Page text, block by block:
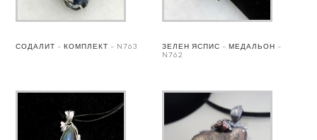
СОДАЛИТ – КОМПЛЕКТ – N763
ЗЕЛЕН ЯСПИС – МЕДАЛЬОН –
N762